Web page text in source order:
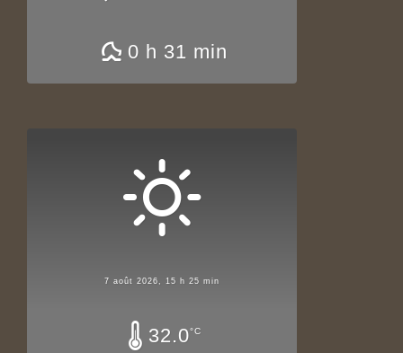
0 h 31 min
7 août 2026, 15 h 25 min
32.0°C